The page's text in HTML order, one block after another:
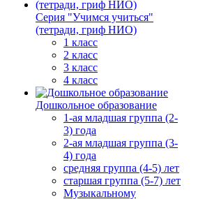
Серия "Учимся учиться"
(тетради, гриф НИО)
1 класс
2 класс
3 класс
4 класс
Дошкольное образование
1-ая младшая группа (2-
3) года
2-ая младшая группа (3-
4) года
средняя группа (4-5) лет
старшая группа (5-7) лет
Музыкальному